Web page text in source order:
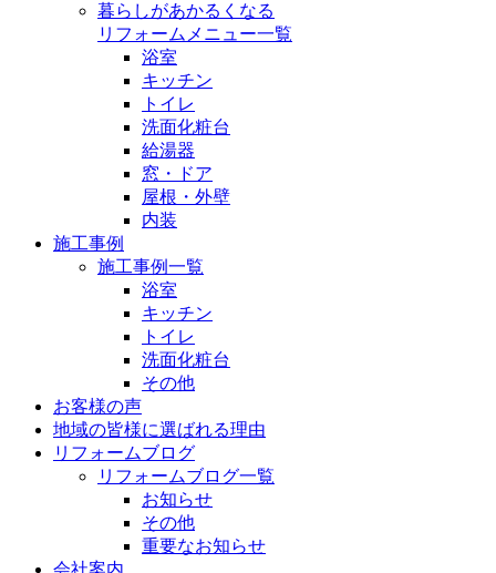
暮らしがあかるくなる
リフォームメニュー一覧
浴室
キッチン
トイレ
洗面化粧台
給湯器
窓・ドア
屋根・外壁
内装
施工事例
施工事例一覧
浴室
キッチン
トイレ
洗面化粧台
その他
お客様の声
地域の皆様に選ばれる理由
リフォームブログ
リフォームブログ一覧
お知らせ
その他
重要なお知らせ
会社案内